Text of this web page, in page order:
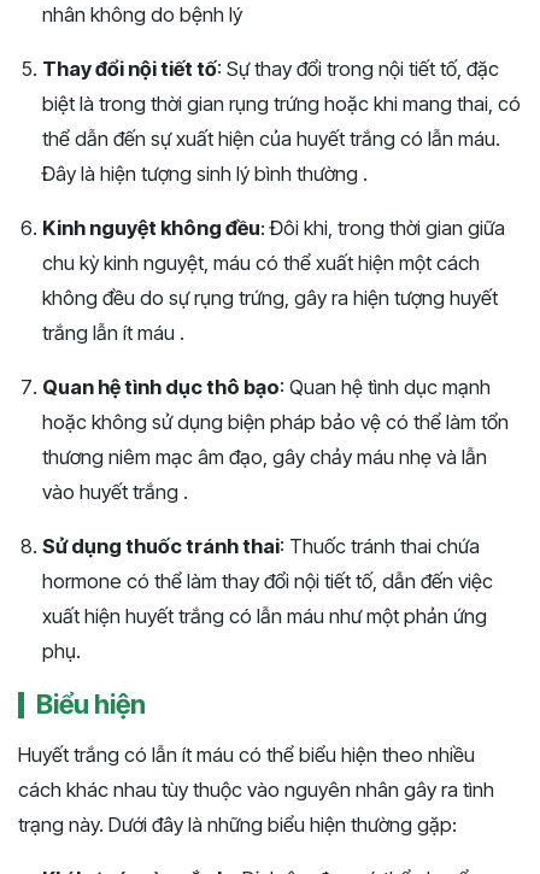
nhân không do bệnh lý
Thay đổi nội tiết tố: Sự thay đổi trong nội tiết tố, đặc
biệt là trong thời gian rụng trứng hoặc khi mang thai, có
thể dẫn đến sự xuất hiện của huyết trắng có lẫn máu.
Đây là hiện tượng sinh lý bình thường .
Kinh nguyệt không đều: Đôi khi, trong thời gian giữa
chu kỳ kinh nguyệt, máu có thể xuất hiện một cách
không đều do sự rụng trứng, gây ra hiện tượng huyết
trắng lẫn ít máu .
Quan hệ tình dục thô bạo: Quan hệ tình dục mạnh
hoặc không sử dụng biện pháp bảo vệ có thể làm tổn
thương niêm mạc âm đạo, gây chảy máu nhẹ và lẫn
vào huyết trắng .
Sử dụng thuốc tránh thai: Thuốc tránh thai chứa
hormone có thể làm thay đổi nội tiết tố, dẫn đến việc
xuất hiện huyết trắng có lẫn máu như một phản ứng
phụ​.
Biểu hiện
Huyết trắng có lẫn ít máu có thể biểu hiện theo nhiều
cách khác nhau tùy thuộc vào nguyên nhân gây ra tình
trạng này. Dưới đây là những biểu hiện thường gặp: